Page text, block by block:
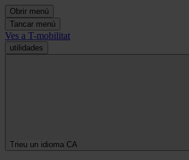
Obrir menú
Tancar menú
Ves a T-mobilitat
utilidades
Trieu un idioma CA